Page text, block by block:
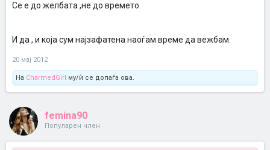
Се е до желбата ,не до времето.
И да , и која сум најзафатена наоѓам време да вежбам.
20 мај 2012
На CharmedGirl му/ѝ се допаѓа ова.
femina90
Популарен член